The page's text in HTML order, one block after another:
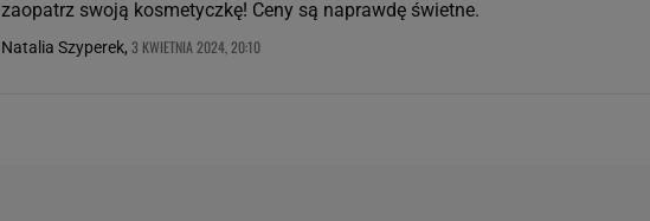
zaopatrz swoją kosmetyczkę! Ceny są naprawdę świetne.
Natalia Szyperek, 3 KWIETNIA 2024, 20:10